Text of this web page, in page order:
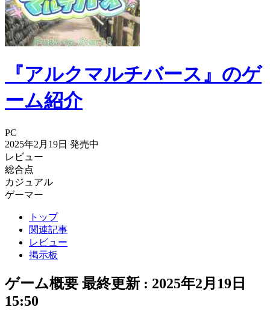
『アルクマルチバース』のゲ
ーム紹介
PC
2025年2月19日 発売中
レビュー
総合点
カジュアル
ゲーマー
トップ
関連記事
レビュー
掲示板
ゲーム概要 最終更新 : 2025年2月19日
15:50